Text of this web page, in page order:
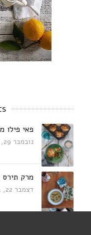
פאי פילו
נובמבר 29, 2025
מרק תירס
דצמבר 22, 2024